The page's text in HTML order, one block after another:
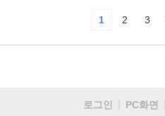
1 2 3
로그인 PC화면